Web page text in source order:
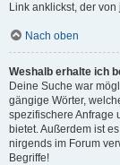
Link anklickst, der
Nach oben
Weshalb erhalte ich
Deine Suche war
gängige Wörter,
spezifischere Anfrage
bietet. Außerdem ist
nirgends im Forum
Begriffe!